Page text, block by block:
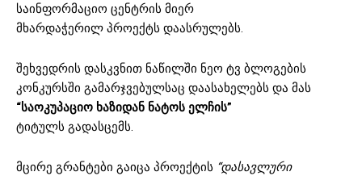
საინფორმაციო ცენტრის მიერ
მხარდაჭერილ პროექტს დაასრულებს.
შეხვედრის დასკვნით ნაწილში ნეო ტვ ბლოგების
კონკურსში გამარჯვებულსაც დაასახელებს და მას
“საოკუპაციო ხაზიდან ნატოს ელჩის”
ტიტულს გადასცემს.
მცირე გრანტები გაიცა პროექტის “დასავლური